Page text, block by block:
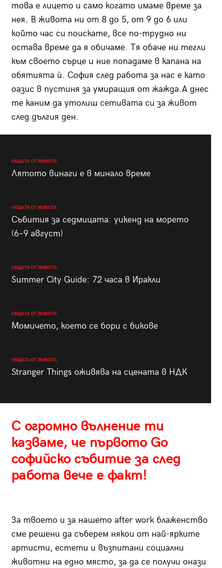
това е лицето и само когато имаме време за
нея. В живота ни от 8 до 5, от 9 до 6 или
който час си поискате, все по-трудно ни
остава време да я обичаме. Тя обаче ни тегли
към своето сърце и ние попадаме в капана на
обятията ѝ. София след работа за нас е като
оазис в пустиня за умиращия от жажда.А днес
те каним да утолиш сетивата си за живот
след дългия ден.
НЕЩАТА ОТ ЖИВОТА
Лятото винаги е в минало време
НЕЩАТА ОТ ЖИВОТА
Събития за седмицата: уикенд на морето
(6–9 август)
НЕЩАТА ОТ ЖИВОТА
Summer City Guide: 72 часа в Иракли
НЕЩАТА ОТ ЖИВОТА
Момичето, което се бори с бикове
НЕЩАТА ОТ ЖИВОТА
Stranger Things оживява на сцената в НДК
С огромно вълнение ти
казваме, че първото Go
софийско събитие за след
работа вече е факт!
За твоето и за нашето after work блаженство
сме решени да съберем някои от най-ярките
артисти, естети и възпитани социални
животни на едно място, за да се получи онази